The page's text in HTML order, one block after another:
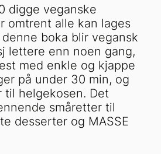
digge veganske
omtrent alle kan lages
boka blir vegansk
lettere enn noen gang,
med enkle og kjappe
på under 30 min, og
til helgekosen. Det
småretter til
desserter og MASSE